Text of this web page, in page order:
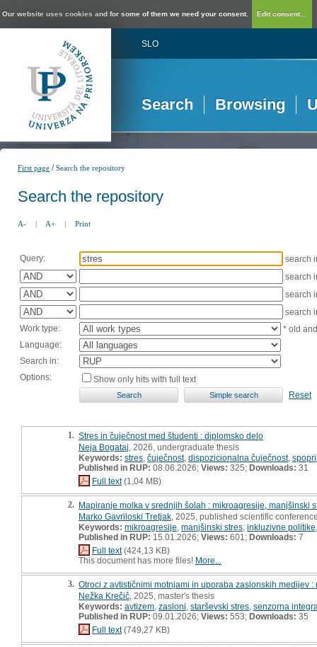
Our website uses cookies and for some of them we need your consent. Edit consent...
SLO
Search Browsing
First page /Search the repository
Search the repository
A- | A+ | Print
Query:
search
search
search
search
Work type:
* old
Language:
Search in:
Options:
Show only hits with full text
Reset
1. Stres in čuječnost med študenti : diplomsko delo
Neja Bogataj , 2026, undergraduate thesis
Keywords: stres čuječnost, dispozicionalna čuječnost,
Published in RUP: 08.06.2026; Views: 325; Downloads: 31
Full text(1,04 MB)
2. Mapiranje molka v srednjih šolah : mikroagresije, manjšinski
Marko Gavriloski Tretjak , 2025, published scientific
Keywords: mikroagresije manjšinski stres inkluzivne politike
Published in RUP: 15.01.2026; Views: 601; Downloads: 7
Full text(424,13 KB)
This document has more files! More...
3. Otroci z avtističnimi motnjami in uporaba zaslonskih medijev :
Nežka Krečič , 2025, master's thesis
Keywords: avtizem zasloni starševski stres senzorna
Published in RUP: 09.01.2026; Views: 553; Downloads: 35
Full text(749,27 KB)